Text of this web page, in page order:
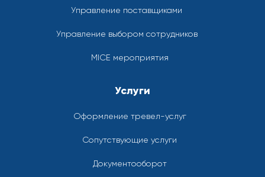
Управление поставщиками
Управление выбором сотрудников
MICE мероприятия
Услуги
Оформление тревел-услуг
Сопутствующие услуги
Документооборот